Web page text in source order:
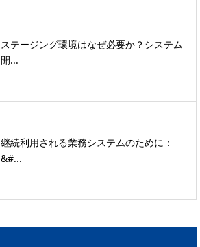
ステージング環境はなぜ必要か？システム
開...
継続利用される業務システムのために：
&#...